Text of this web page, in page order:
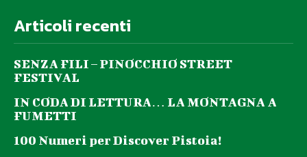
Articoli recenti
SENZA FILI – PINOCCHIO STREET
FESTIVAL
IN CODA DI LETTURA… LA MONTAGNA A
FUMETTI
100 Numeri per Discover Pistoia!